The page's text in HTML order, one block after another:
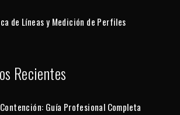
de Líneas y Medición de Perfiles
Recientes
Guía Profesional Completa